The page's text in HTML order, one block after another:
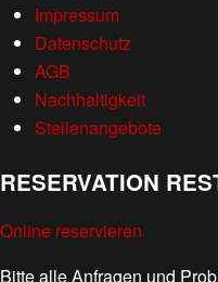
Impressum
Datenschutz
AGB
Nachhaltigkeit
Stellenangebote
RESERVATION
Online reservieren
Bitte alle Anfragen und